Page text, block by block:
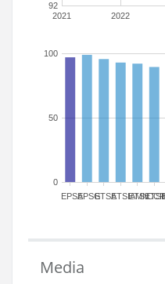
2021 2022
92
EPSAEPSGETSAETSIAMN
ETSICCP
0
50
100
Media